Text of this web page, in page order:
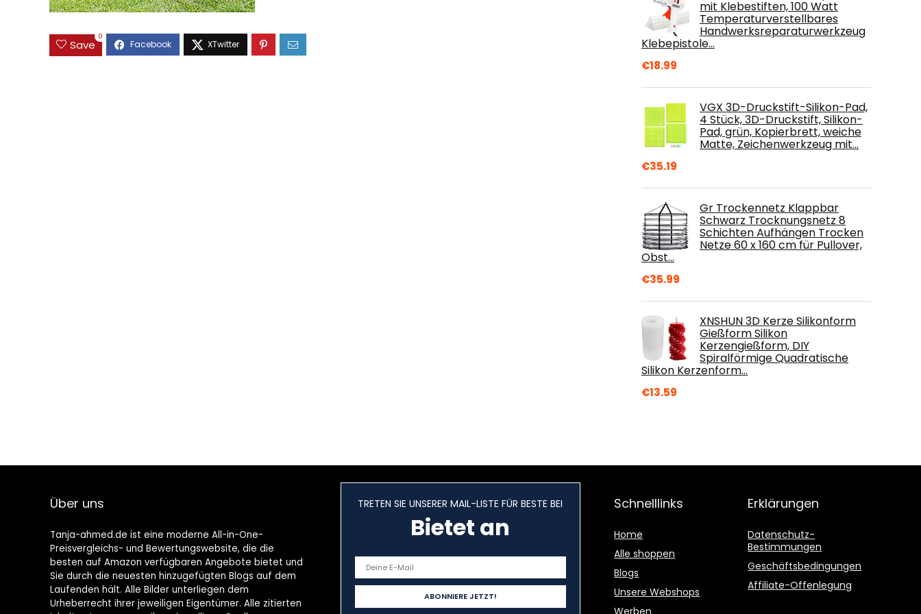
Save
0
mit Klebestiften, 100 Watt
Temperaturverstellbares
Handwerksreparaturwerkzeug
Klebepistole…
€18.99
VGX 3D-Druckstift-Silikon-Pad,
4 Stück, 3D-Druckstift, Silikon-
Pad, grün, Kopierbrett, weiche
Matte, Zeichenwerkzeug mit…
€35.19
Gr Trockennetz Klappbar
Schwarz Trocknungsnetz 8
Schichten Aufhängen Trocken
Netze 60 x 160 cm für Pullover,
Obst…
€35.99
XNSHUN 3D Kerze Silikonform
Gießform Silikon
Kerzengießform, DIY
Spiralförmige Quadratische
Silikon Kerzenform…
€13.59
Über uns
Tanja-ahmed.de ist eine moderne All-in-One-
Preisvergleichs- und Bewertungswebsite, die die
besten auf Amazon verfügbaren Angebote bietet und
Sie durch die neuesten hinzugefügten Blogs auf dem
Laufenden hält. Alle Bilder unterliegen dem
Urheberrecht ihrer jeweiligen Eigentümer. Alle zitierten
TRETEN SIE UNSERER MAIL-LISTE FÜR BESTE BEI
Bietet an
Schnelllinks
Home
Alle shoppen
Blogs
Unsere Webshops
Werben
Erklärungen
Datenschutz-
Bestimmungen
Geschäftsbedingungen
Affiliate-Offenlegung